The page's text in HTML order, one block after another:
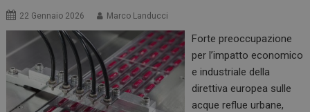
22 Gennaio 2026 Marco Landucci
Forte preoccupazione
per l’impatto economico
e industriale della
direttiva europea sulle
acque reflue urbane,